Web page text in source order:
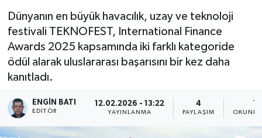
Dünyanın en büyük havacılık, uzay ve teknoloji
festivali TEKNOFEST, International Finance
Awards 2025 kapsamında iki farklı kategoride
ödül alarak uluslararası başarısını bir kez daha
kanıtladı.
ENGIN BATI
EDITÖR
12.02.2026 - 13:22
YAYINLANMA
4
PAYLAŞIM